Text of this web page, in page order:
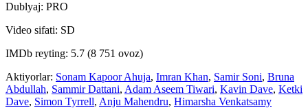
Dublyaj: PRO
Video sifati: SD
IMDb reyting: 5.7 (8 751 ovoz)
Aktiyorlar: Sonam Kapoor Ahuja, Imran Khan, Samir Soni, Bruna
Abdullah, Sammir Dattani, Adam Aseem Tiwari, Kavin Dave, Ketki
Dave, Simon Tyrrell, Anju Mahendru, Himarsha Venkatsamy